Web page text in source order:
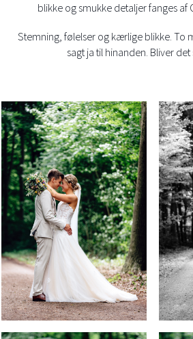
blikke og smukke detaljer fanges af
Stemning, følelser og kærlige blikke. To
sagt ja til hinanden. Bliver